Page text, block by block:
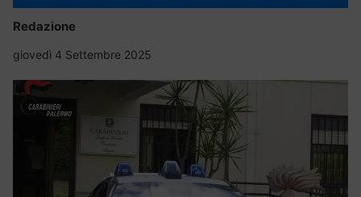
Redazione
giovedì 4 Settembre 2025